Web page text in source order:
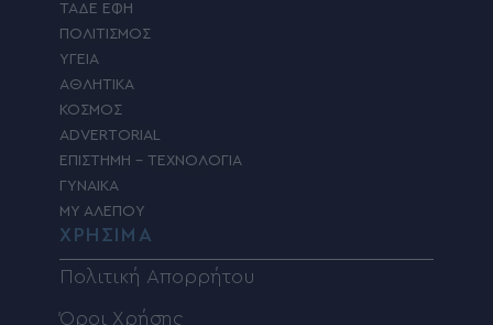
ΤΑΔΕ ΕΦΗ
ΠΟΛΙΤΙΣΜΟΣ
ΥΓΕΙΑ
ΑΘΛΗΤΙΚΑ
ΚΟΣΜΟΣ
ADVERTORIAL
ΕΠΙΣΤΗΜΗ – ΤΕΧΝΟΛΟΓΙΑ
ΓΥΝΑΙΚΑ
MY ΑΛΕΠΟΥ
ΧΡΗΣΙΜΑ
Πολιτική Απορρήτου
Όροι Χρήσης